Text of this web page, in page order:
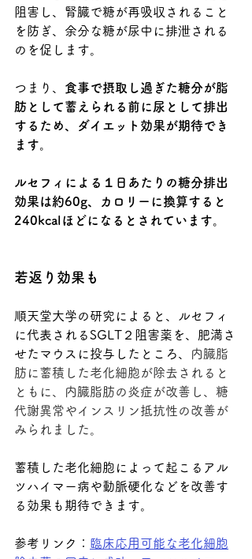
阻害し、 腎臓で糖が再吸収されること
を防ぎ、余分な糖が尿中に排泄される
のを促します。
つまり、 食事で摂取し過ぎた糖分が脂
肪として蓄えられる前に尿として排出
するため、ダイエット効果が期待でき
ます。
ルセフィによる１日あたりの糖分排出
効果は約60g、カロリーに換算すると
240kcalほどになるとされています。
若返り効果も
順天堂大学の研究によると、ルセフィ
に代表されるSGLT２阻害薬を、肥満さ
せたマウスに投与したところ、
内臓脂
肪に蓄積した老化細胞が除去されると
ともに、内臓脂肪の炎症が改善し、糖
代謝異常やインスリン抵抗性の改善が
みられました。
蓄積した老化細胞によって起こるアル
ツハイマー病や動脈硬化などを改善す
る効果も期待できます。
参考リンク： 臨床応用可能な老化細胞